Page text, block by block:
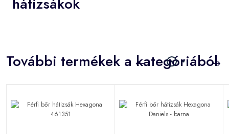
További termékek a kategóriából